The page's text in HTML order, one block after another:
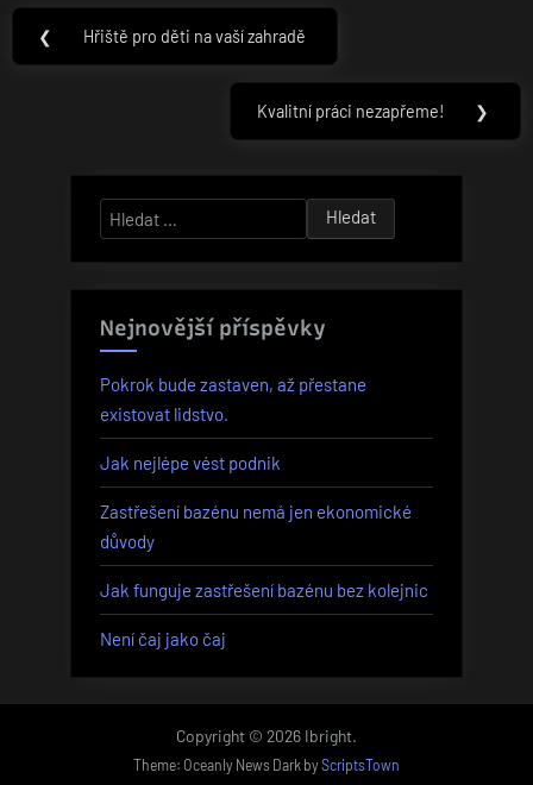
Navigace
pro
❮
Previous
Hřiště pro děti na vaší zahradě
Next
Kvalitní práci nezapřeme! ❯
Vyhledávání
Nejnovější příspěvky
Pokrok bude zastaven, až přestane
existovat lidstvo.
Jak nejlépe vést podnik
Zastřešení bazénu nemá jen ekonomické
důvody
Jak funguje zastřešení bazénu bez kolejnic
Není čaj jako čaj
Copyright © 2026 Ibright.
Theme: Oceanly News Dark byScriptsTown